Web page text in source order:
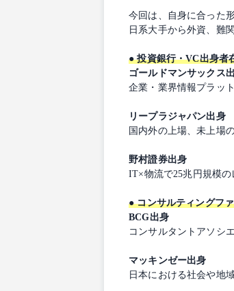
今回は、自身に合った
日系大手から外資、難
● 投資銀行・VC出身者
ゴールドマンサックス
企業・業界情報プラッ
リープラジャパン出身
国内外の上場、未上場
野村證券出身
IT×物流で25兆円規模
● コンサルティングフ
BCG出身
コンサルタントアソシ
マッキンゼー出身
日本における社会や地